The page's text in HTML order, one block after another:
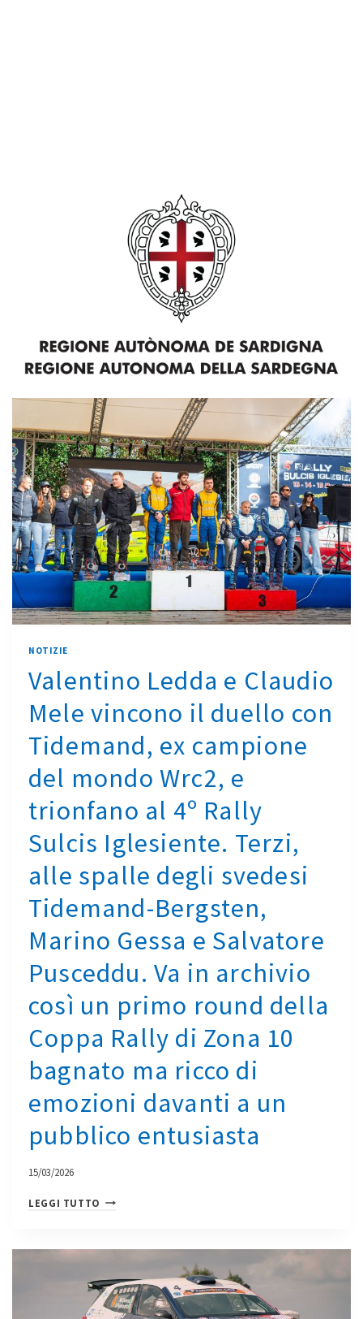
NOTIZIE
Valentino Ledda e Claudio
Mele vincono il duello con
Tidemand, ex campione
del mondo Wrc2, e
trionfano al 4º Rally
Sulcis Iglesiente. Terzi,
alle spalle degli svedesi
Tidemand-Bergsten,
Marino Gessa e Salvatore
Pusceddu. Va in archivio
così un primo round della
Coppa Rally di Zona 10
bagnato ma ricco di
emozioni davanti a un
pubblico entusiasta
15/03/2026
LEGGI TUTTO VALENTINO
MELE
VINCONO